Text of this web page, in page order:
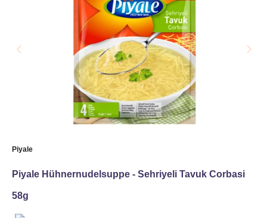
Piyale
Piyale Hühnernudelsuppe - Sehriyeli Tavuk Corbasi
58g